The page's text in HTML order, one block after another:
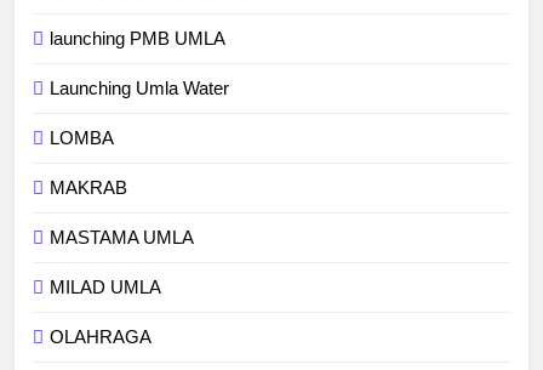
launching PMB UMLA
Launching Umla Water
LOMBA
MAKRAB
MASTAMA UMLA
MILAD UMLA
OLAHRAGA